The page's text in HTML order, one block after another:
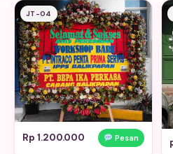
JT-04
Rp 1.200.000 Pesan